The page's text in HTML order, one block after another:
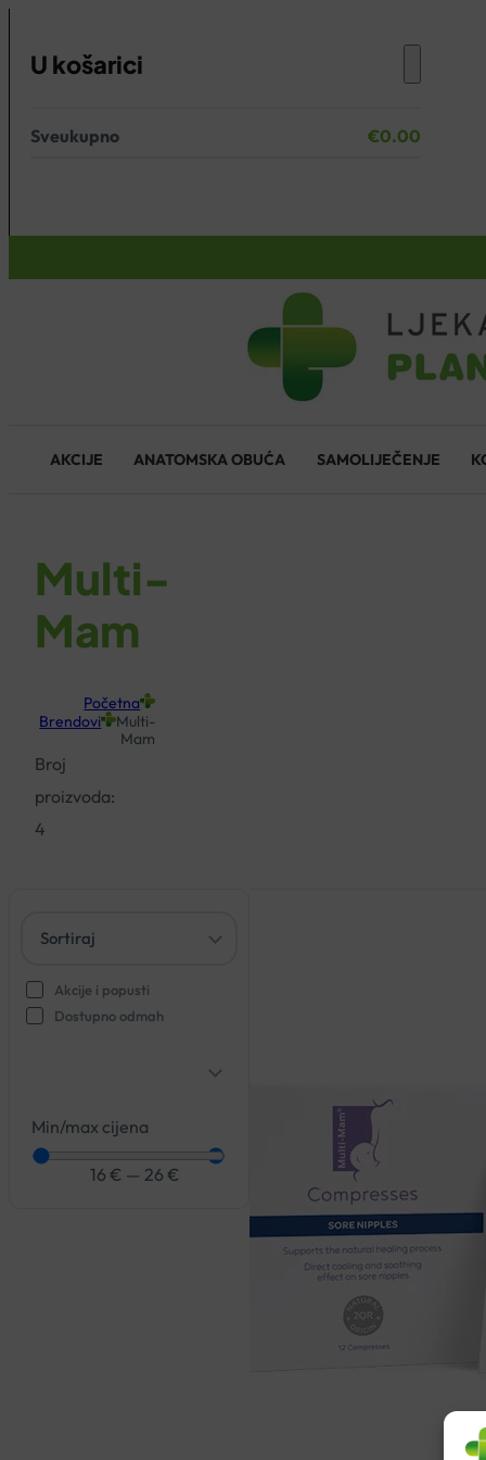
U košarici
Nema proizvoda u košarici.
Sveukupno €0.00
AKCIJE ANATOMSKA OBUĆA SAMOLIJEČENJE
Multi-
Mam
Početna
Brendovi
Multi-
Mam
Broj
proizvoda:
4
Akcije i popusti
Dostupno odmah
Min/max cijena
16 € — 26 €